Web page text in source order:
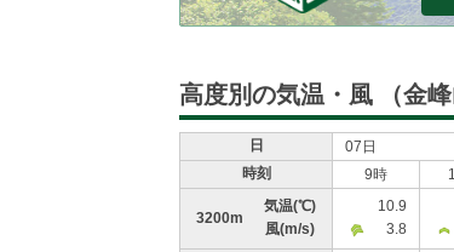
高度別の気温・風 （金
日 07日
時刻
9時
3200m
気温(℃)
風(m/s)
10.9
3.8